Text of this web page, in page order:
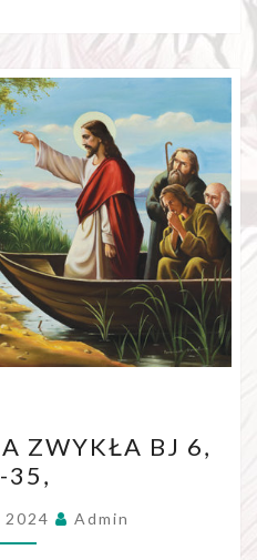
NIEDZIELA
ZWYKŁA
BJ
6,
ZWYKŁA BJ 6,
35,
2024 Admin